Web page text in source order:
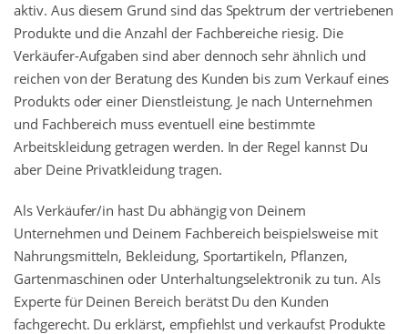
aktiv. Aus diesem Grund sind das Spektrum der vertriebenen
Produkte und die Anzahl der Fachbereiche riesig. Die
Verkäufer-Aufgaben sind aber dennoch sehr ähnlich und
reichen von der Beratung des Kunden bis zum Verkauf eines
Produkts oder einer Dienstleistung. Je nach Unternehmen
und Fachbereich muss eventuell eine bestimmte
Arbeitskleidung getragen werden. In der Regel kannst Du
aber Deine Privatkleidung tragen.
Als Verkäufer/in hast Du abhängig von Deinem
Unternehmen und Deinem Fachbereich beispielsweise mit
Nahrungsmitteln, Bekleidung, Sportartikeln, Pflanzen,
Gartenmaschinen oder Unterhaltungselektronik zu tun. Als
Experte für Deinen Bereich berätst Du den Kunden
fachgerecht. Du erklärst, empfiehlst und verkaufst Produkte